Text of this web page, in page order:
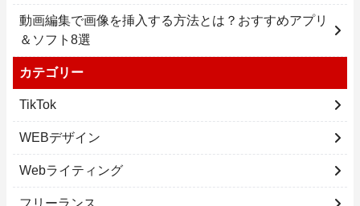
動画編集で画像を挿入する方法とは？おすすめアプリ
＆ソフト8選
カテゴリー
TikTok
WEBデザイン
Webライティング
フリーランス